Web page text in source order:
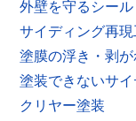
外壁を守るシール
サイディング再
塗膜の浮き・剥が
塗装できないサ
クリヤー塗装